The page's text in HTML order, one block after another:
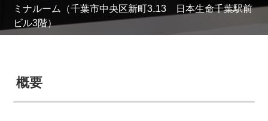
ミナルーム（千葉市中央区新町3₋13 日本生命千葉駅前
ビル3階）
概要